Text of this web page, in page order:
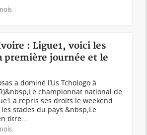
: Ligue1, voici les
première journée et le
a dominé l’Us Tchologo à
championnat national de
a repris ses droits le weekend
stades du pays.&nbsp;Le
titre...